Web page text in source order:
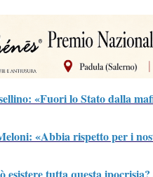
«Fuori lo Stato dalla
«Abbia rispetto per i
esistere tutta questa